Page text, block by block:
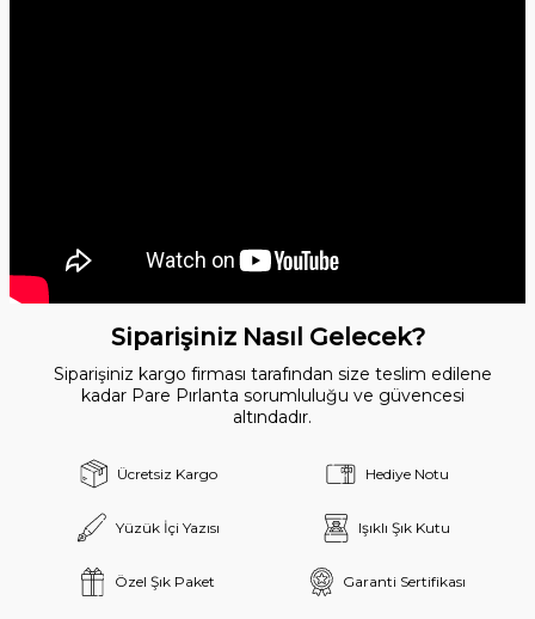
Siparişiniz Nasıl Gelecek?
Siparişiniz kargo firması tarafından size teslim edilene
kadar Pare Pırlanta sorumluluğu ve güvencesi
altındadır.
Ücretsiz Kargo Hediye Notu
Yüzük İçi Yazısı Işıklı Şık Kutu
Özel Şık Paket Garanti Sertifikası